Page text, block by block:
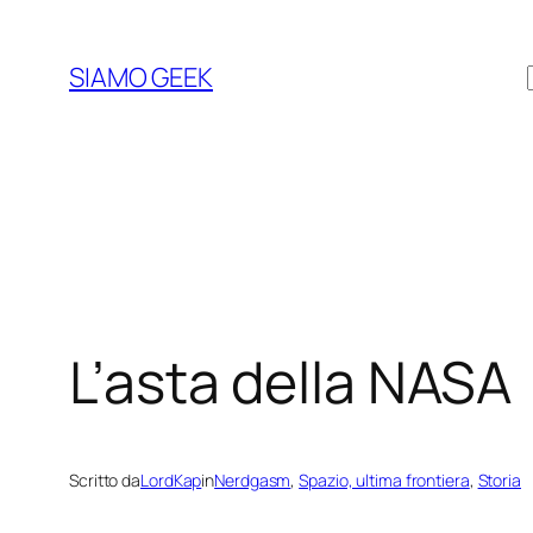
contenuto
SIAMO GEEK
L’asta della NASA
Scritto daLordKapinNerdgasm, Spazio, ultima frontiera, Storia